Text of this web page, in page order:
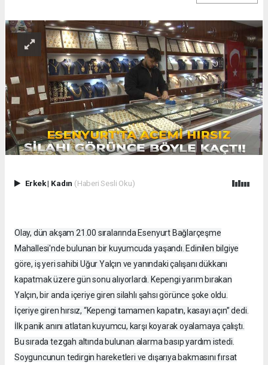
Erkek| Kadın (Haberi Sesli Oku)
Olay, dün akşam 21.00 sıralarında Esenyurt Bağlarçeşme
Mahallesi'nde bulunan bir kuyumcuda yaşandı. Edinilen bilgiye
göre, iş yeri sahibi Uğur Yalçın ve yanındaki çalışanı dükkanı
kapatmak üzere gün sonu alıyorlardı. Kepengi yarım bırakan
Yalçın, bir anda içeriye giren silahlı şahsı görünce şoke oldu.
İçeriye giren hırsız, “Kepengi tamamen kapatın, kasayı açın” dedi.
İlk panik anını atlatan kuyumcu, karşı koyarak oyalamaya çalıştı.
Bu sırada tezgah altında bulunan alarma basıp yardım istedi.
Soyguncunun tedirgin hareketleri ve dışarıya bakmasını fırsat